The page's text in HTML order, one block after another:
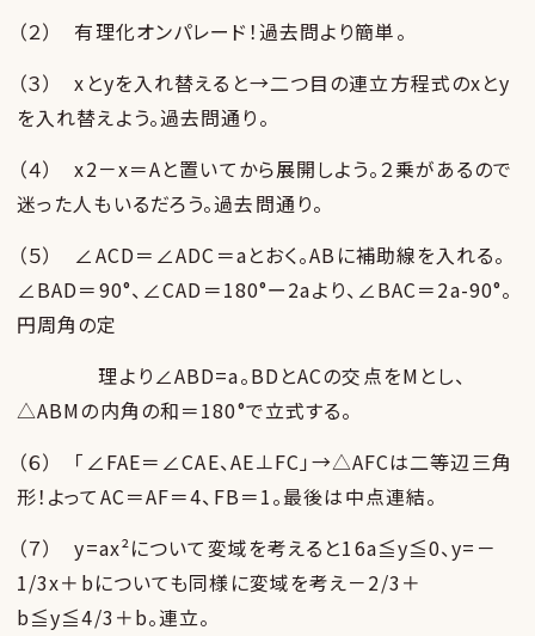
（２） 有理化オンパレード！過去問より簡単。
（３） xとyを入れ替えると→二つ目の連立方程式のxとy
を入れ替えよう。過去問通り。
（４） x2－x＝Aと置いてから展開しよう。２乗があるので
迷った人もいるだろう。過去問通り。
（５） ∠ACD＝∠ADC＝aとおく。ABに補助線を入れる。
∠BAD＝90°、∠CAD＝180°ー2aより、∠BAC＝2a-90°。
円周角の定
理より∠ABD=a。BDとACの交点をMとし、
△ABMの内角の和＝180°で立式する。
（６） 「∠FAE＝∠CAE、AE⊥FC」→△AFCは二等辺三角
形！よってAC＝AF＝4、FB＝1。最後は中点連結。
（７） y=ax²について変域を考えると16a≦y≦0、y=－
1/3x＋bについても同様に変域を考え－2/3＋
b≦y≦4/3＋b。連立。